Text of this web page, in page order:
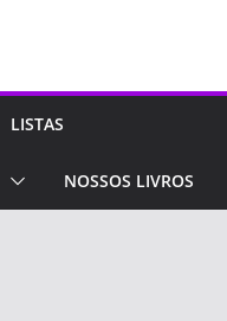
LISTAS
NOSSOS LIVROS